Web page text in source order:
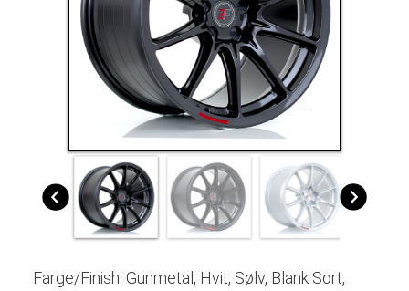
Farge/Finish: Gunmetal, Hvit, Sølv, Blank Sort,